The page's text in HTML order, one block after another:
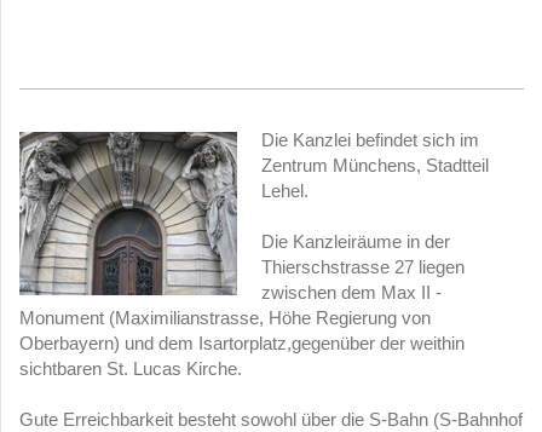
Die Kanzlei befindet sich im
Zentrum Münchens, Stadtteil
Lehel.
Die Kanzleiräume in der
Thierschstrasse 27 liegen
zwischen dem Max II -
Monument (Maximilianstrasse, Höhe Regierung von
Oberbayern) und dem Isartorplatz,gegenüber der weithin
sichtbaren St. Lucas Kirche.
Gute Erreichbarkeit besteht sowohl über die S-Bahn (S-Bahnhof